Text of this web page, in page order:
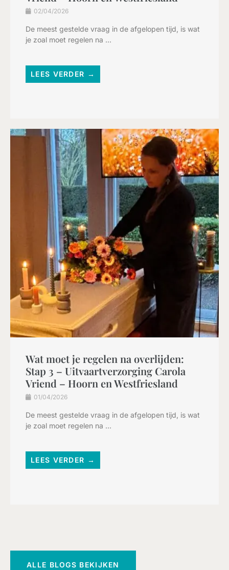
02/04/2026
De meest gestelde vraag in de afgelopen tijd, is wat
je zoal moet regelen na ...
LEES VERDER →
Wat moet je regelen na overlijden:
Stap 3 – Uitvaartverzorging Carola
Vriend – Hoorn en Westfriesland
01/04/2026
De meest gestelde vraag in de afgelopen tijd, is wat
je zoal moet regelen na ...
LEES VERDER →
ALLE BLOGS BEKIJKEN